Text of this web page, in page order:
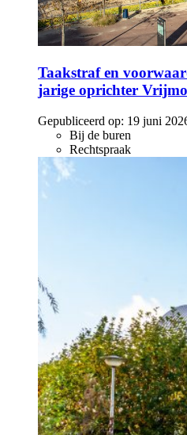
Taakstraf en
jarige oprichter
Gepubliceerd op: 19 juni
Bij de buren
Rechtspraak